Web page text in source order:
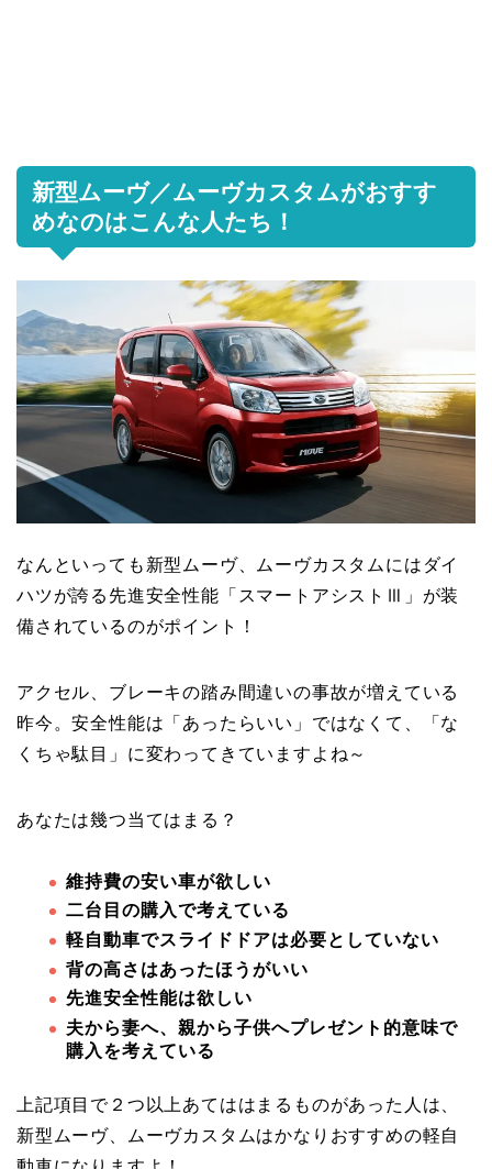
新型ムーヴ／ムーヴカスタムがおすす
めなのはこんな人たち！
なんといっても新型ムーヴ、ムーヴカスタムにはダイ
ハツが誇る先進安全性能「スマートアシストⅢ」が装
備されているのがポイント！
アクセル、ブレーキの踏み間違いの事故が増えている
昨今。安全性能は「あったらいい」ではなくて、「な
くちゃ駄目」に変わってきていますよね～
あなたは幾つ当てはまる？
維持費の安い車が欲しい
二台目の購入で考えている
軽自動車でスライドドアは必要としていない
背の高さはあったほうがいい
先進安全性能は欲しい
夫から妻へ、親から子供へプレゼント的意味で
購入を考えている
上記項目で２つ以上あてははまるものがあった人は、
新型ムーヴ、ムーヴカスタムはかなりおすすめの軽自